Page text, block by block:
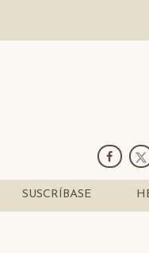
SUSCRÍBASE